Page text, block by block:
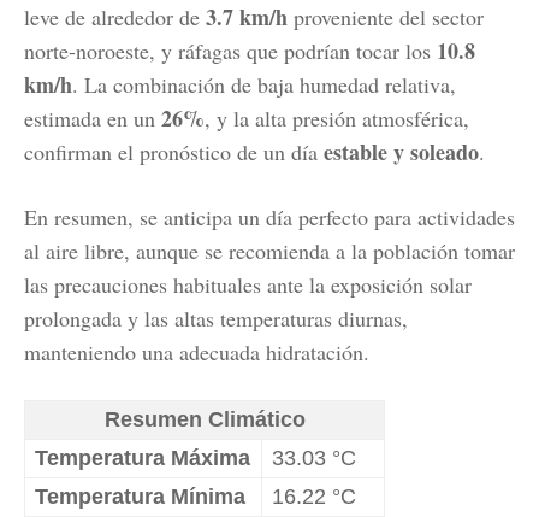
leve de alrededor de 3.7 km/h proveniente del sector
norte-noroeste, y ráfagas que podrían tocar los 10.8
km/h. La combinación de baja humedad relativa,
estimada en un 26%, y la alta presión atmosférica,
confirman el pronóstico de un día estable y soleado.
En resumen, se anticipa un día perfecto para actividades
al aire libre, aunque se recomienda a la población tomar
las precauciones habituales ante la exposición solar
prolongada y las altas temperaturas diurnas,
manteniendo una adecuada hidratación.
Resumen Climático
Temperatura Máxima
33.03 °C
Temperatura Mínima
16.22 °C